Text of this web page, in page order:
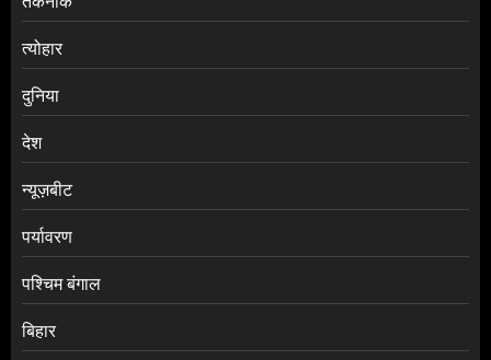
त्योहार
दुनिया
देश
न्यूज़बीट
पर्यावरण
पश्चिम बंगाल
बिहार